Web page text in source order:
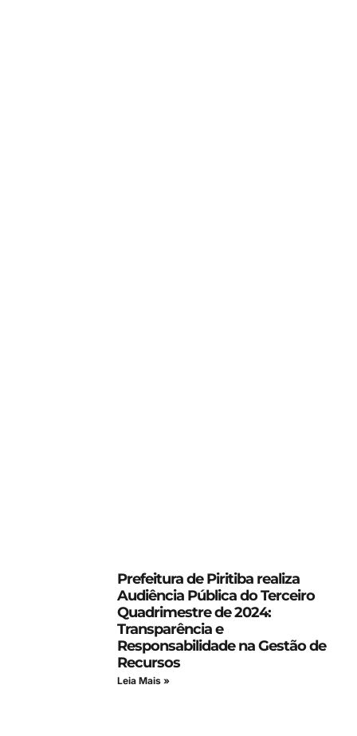
Prefeitura de Piritiba realiza
Audiência Pública do Terceiro
Quadrimestre de 2024:
Transparência e
Responsabilidade na Gestão de
Recursos
Leia Mais »